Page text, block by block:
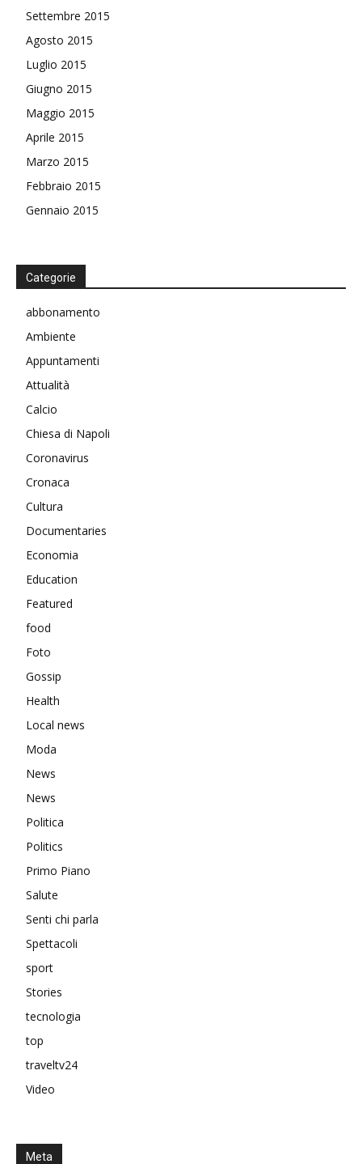
Settembre 2015
Agosto 2015
Luglio 2015
Giugno 2015
Maggio 2015
Aprile 2015
Marzo 2015
Febbraio 2015
Gennaio 2015
Categorie
abbonamento
Ambiente
Appuntamenti
Attualità
Calcio
Chiesa di Napoli
Coronavirus
Cronaca
Cultura
Documentaries
Economia
Education
Featured
food
Foto
Gossip
Health
Local news
Moda
News
News
Politica
Politics
Primo Piano
Salute
Senti chi parla
Spettacoli
sport
Stories
tecnologia
top
traveltv24
Video
Meta